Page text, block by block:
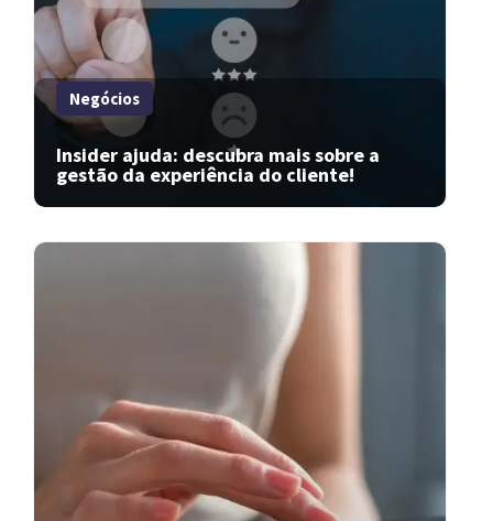
Negócios
Insider ajuda: descubra mais sobre a
gestão da experiência do cliente!